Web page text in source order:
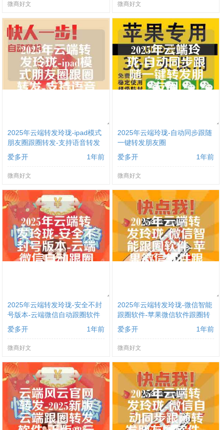
微商好文 微商好文
2025年云端转发玲珑-ipad模式
朋友圈跟圈转发-支持语音转发
爱多开
1年前
微商好文
2025年云端玲珑-自动同步跟随
一键转发朋友圈
爱多开
1年前
微商好文
2025年云端转发玲珑-安全不封
号版本-云端微信自动跟圈软件
爱多开
1年前
微商好文
2025年云端转发玲珑-微信智能
跟圈软件-苹果微信软件跟圈转
发
爱多开 1年前
微商好文